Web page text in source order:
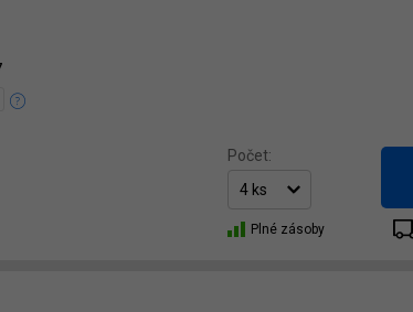
Počet:
Plné zásoby